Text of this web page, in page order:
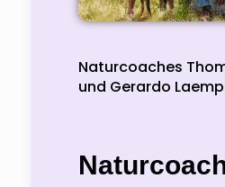
Naturcoaches
und Gerardo